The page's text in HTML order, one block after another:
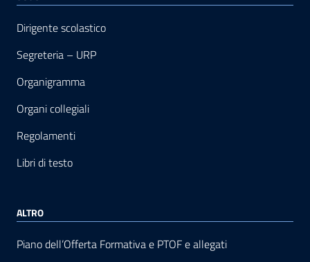
Dirigente scolastico
Segreteria – URP
Organigramma
Organi collegiali
Regolamenti
Libri di testo
ALTRO
Piano dell’Offerta Formativa e PTOF e allegati